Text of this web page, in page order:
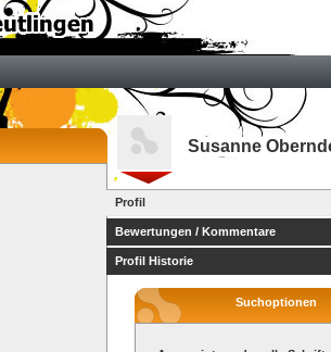
Susanne
Profil
Bewertungen / Kommentare
Profil Historie
Suchoptionen